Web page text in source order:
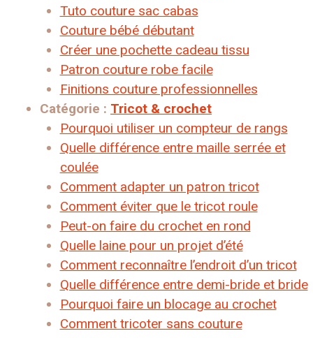
Tuto couture sac cabas
Couture bébé débutant
Créer une pochette cadeau tissu
Patron couture robe facile
Finitions couture professionnelles
Catégorie : Tricot & crochet
Pourquoi utiliser un compteur de rangs
Quelle différence entre maille serrée et
coulée
Comment adapter un patron tricot
Comment éviter que le tricot roule
Peut-on faire du crochet en rond
Quelle laine pour un projet d’été
Comment reconnaître l’endroit d’un tricot
Quelle différence entre demi-bride et bride
Pourquoi faire un blocage au crochet
Comment tricoter sans couture